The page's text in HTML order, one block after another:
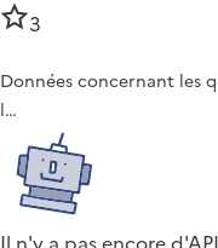
3
Données concernant les
l…